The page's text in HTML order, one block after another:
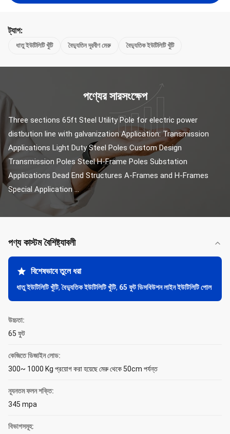
ট্যাগ:
ধাতু ইউটিলিটি খুঁটি বৈদ্যুতিন দূরবীণ মেরু বৈদ্যুতিক ইউটিলিটি খুঁটি
পণ্যের সারসংক্ষেপ
Three sections 65ft Steel Utility Pole for electric power
distbution line with galvanization Application: Transmission
Applications Light Duty Steel Poles Custom Design
Transmission Poles Steel H-Frame Poles Substation
Applications Dead End Structures A-Frames and H-Frames
Special Application ...
পণ্য কাস্টম বৈশিষ্ট্যাবলী
বিশেষভাবে তুলে ধরা
ধাতু ইউটিলিটি খুঁটি,বৈদ্যুতিক ইউটিলিটি খুঁটি, 65 ফুট ডিসবিউশন লাইন ইউটিলিটি পোল
উচ্চতা:
65 ফুট
কেজিতে ডিজাইন লোড:
300~ 1000 Kg প্রয়োগ করা হয়েছে মেরু থেকে 50cm পর্যন্ত
ন্যূনতম ফলন শক্তি:
345 mpa
বিভাগসমূহ: